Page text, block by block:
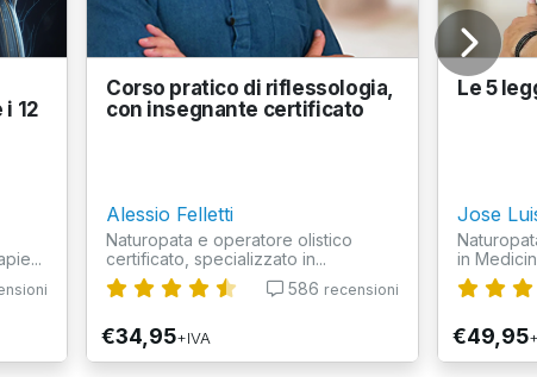
12
Corso pratico di riflessologia,
con insegnante certificato
Alessio Felletti
Naturopata e operatore olistico
certificato, specializzato in...
586 recensioni
€34,95+IVA
Le 5
Jose
in
€49,95